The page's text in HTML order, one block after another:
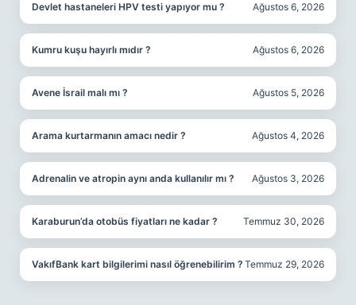
Devlet hastaneleri HPV testi yapıyor mu ? Ağustos 6, 2026
Kumru kuşu hayırlı mıdır ? Ağustos 6, 2026
Avene İsrail malı mı ? Ağustos 5, 2026
Arama kurtarmanın amacı nedir ? Ağustos 4, 2026
Adrenalin ve atropin aynı anda kullanılır mı ? Ağustos 3, 2026
Karaburun’da otobüs fiyatları ne kadar ? Temmuz 30, 2026
VakıfBank kart bilgilerimi nasıl öğrenebilirim ? Temmuz 29, 2026